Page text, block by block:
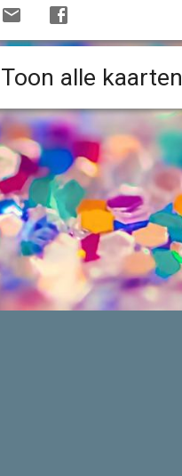
Toon alle kaarten